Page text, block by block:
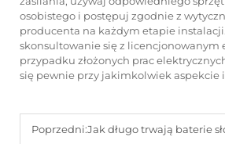
osobistego i postępuj zgodnie z
producenta na każdym etapie
skonsultowanie się z licencjonowanym
przypadku złożonych prac
się pewnie przy jakimkolwiek aspekcie
Poprzedni:Jak długo trwają baterie słoneczne? Kompletny